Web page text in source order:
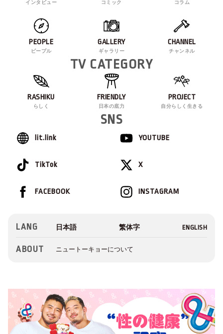
インタビュー コミック コラム
PEOPLE
ピープル
GALLERY
ギャラリー
CHANNEL
チャンネル
TV CATEGORY
RASHIKU
らしく
FRIENDLY
日本の底力
PROJECT
自分らしく生きる
SNS
lit.link YOUTUBE
TikTok X
INSTAGRAM
FACEBOOK
LANG
ABOUT ニュートーキョーについて